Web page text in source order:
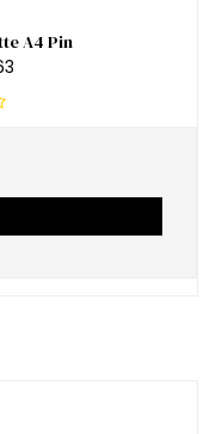
A4 Pin